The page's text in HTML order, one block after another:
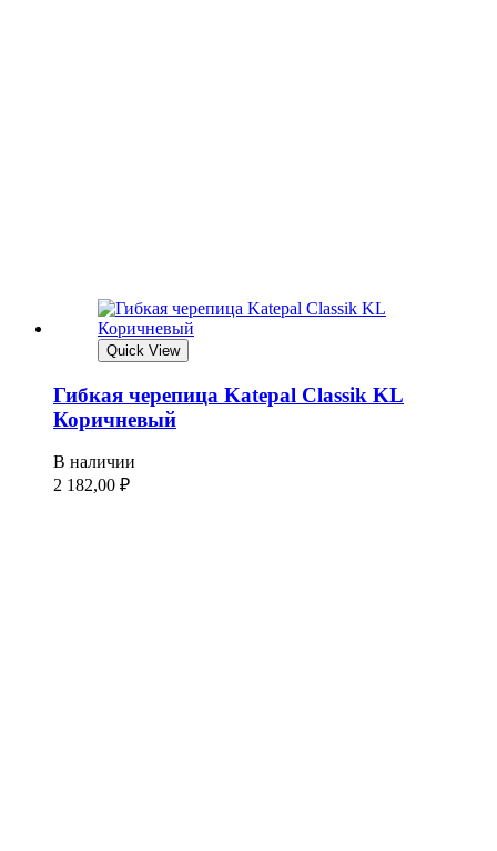
Quick View
Гибкая черепица Katepal Classik KL
Коричневый
В наличии
2 182,00 ₽